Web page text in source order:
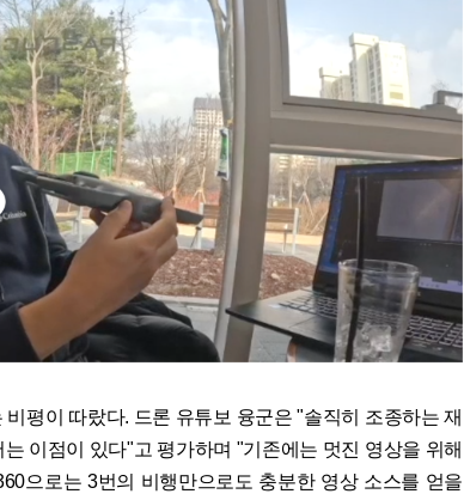
평이 따랐다. 드론 유튜보 융군은 "솔직히 조종하는 재
이점이 있다"고 평가하며 "기존에는 멋진 영상을 위해
으로는 3번의 비행만으로도 충분한 영상 소스를 얻을